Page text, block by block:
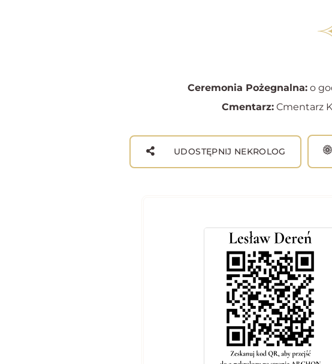
Ceremonia Pożegnalna: o
Cmentarz:Cmentarz
UDOSTĘPNIJ NEKROLOG